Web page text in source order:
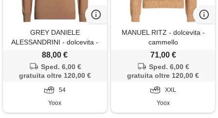
GREY DANIELE
ALESSANDRINI - dolcevita -
cammello
88,00 €
Sped. 6,00 €
gratuita oltre 120,00 €
54
Yoox
MANUEL RITZ - dolcevita -
cammello
71,00 €
Sped. 6,00 €
gratuita oltre 120,00 €
XXL
Yoox